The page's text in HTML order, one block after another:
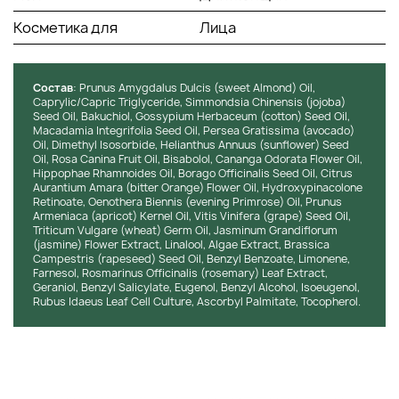
чувствительных к запахам.
Состав: Не содержит парабенов, сульфатов и других
продукта отсутствуют искусственные ароматизаторы и
красители, что снижает риск возникновения раздражений.
Перед применением во время беременности или
кормления грудью рекомендуется проконсультироваться
с врачом, так как продукт содержит ретинол, который
может не подходить для таких случаев.
КЛИНИЧЕСКИЕ РЕЗУЛЬТАТЫ
Клинические исследования подтвердили высокую
эффективность в борьбе с признаками старения. В ходе
12-недельного исследования 90% участников отметили
улучшении текстуры и упругости. Эти результаты
Косметика для
Лица
Состав: Prunus Amygdalus Dulcis (sweet Almond) Oil,
Caprylic/Capric Triglyceride, Simmondsia Chinensis (jojoba)
Seed Oil, Bakuchiol, Gossypium Herbaceum (cotton) Seed Oil,
Macadamia Integrifolia Seed Oil, Persea Gratissima (avocado)
Oil, Dimethyl Isosorbide, Helianthus Annuus (sunflower) Seed
Oil, Rosa Canina Fruit Oil, Bisabolol, Cananga Odorata Flower Oil,
Hippophae Rhamnoides Oil, Borago Officinalis Seed Oil, Citrus
Aurantium Amara (bitter Orange) Flower Oil, Hydroxypinacolone
Retinoate, Oenothera Biennis (evening Primrose) Oil, Prunus
Armeniaca (apricot) Kernel Oil, Vitis Vinifera (grape) Seed Oil,
Triticum Vulgare (wheat) Germ Oil, Jasminum Grandiflorum
(jasmine) Flower Extract, Linalool, Algae Extract, Brassica
Campestris (rapeseed) Seed Oil, Benzyl Benzoate, Limonene,
Farnesol, Rosmarinus Officinalis (rosemary) Leaf Extract,
Geraniol, Benzyl Salicylate, Eugenol, Benzyl Alcohol, Isoeugenol,
Rubus Idaeus Leaf Cell Culture, Ascorbyl Palmitate, Tocopherol.